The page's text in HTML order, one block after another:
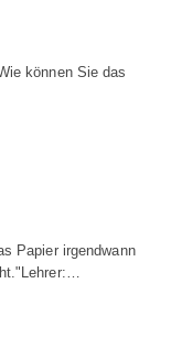
können Sie das
Papier irgendwann